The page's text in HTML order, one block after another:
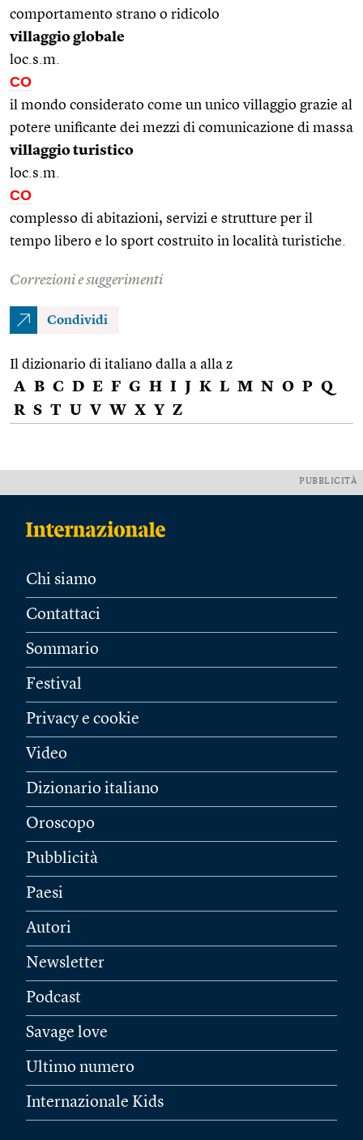
comportamento strano o ridicolo
villaggio globale
loc.s.m.
CO
il mondo considerato come un unico villaggio grazie al
potere unificante dei mezzi di comunicazione di massa
villaggio turistico
loc.s.m.
CO
complesso di abitazioni, servizi e strutture per il
tempo libero e lo sport costruito in località turistiche.
Correzioni e suggerimenti
Condividi
Il dizionario di italiano dalla a alla z
A B C D E F G H I J K L M N O P Q
R S T U V W X Y Z
PUBBLICITÀ
Chi siamo
Contattaci
Sommario
Festival
Privacy e cookie
Video
Dizionario italiano
Oroscopo
Pubblicità
Paesi
Autori
Newsletter
Podcast
Savage love
Ultimo numero
Internazionale Kids